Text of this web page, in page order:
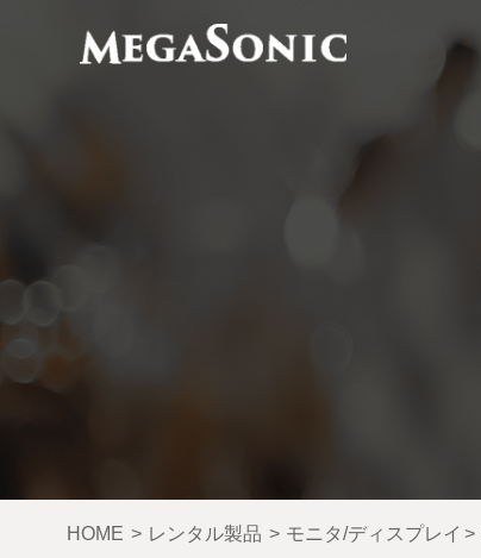
HOME レンタル製品 モニタ/ディスプレイ